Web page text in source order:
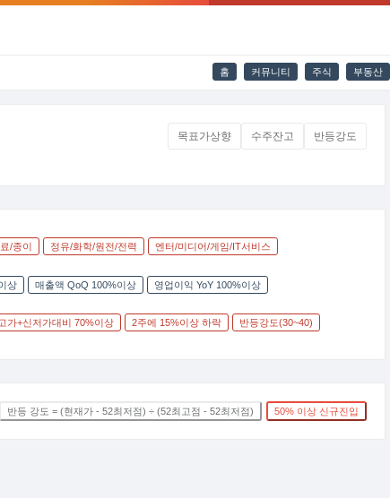
홈 커뮤니티 주식 부동산
목표가상향 수주잔고 반등강도
/종이 정유/화학/원전/전력
엔터/미디어/게임/IT서비스
상 매출액 QoQ 100%이상
영업이익 YoY 100%이상
가+신저가대비 70%이상 2주에 15%이상 하락 반등강도(30~40)
반등 강도 = (현재가 - 52최저점) ÷ (52최고점 - 52최저점) 50% 이상 신규진입